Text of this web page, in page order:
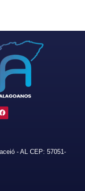
- AL CEP: 57051-